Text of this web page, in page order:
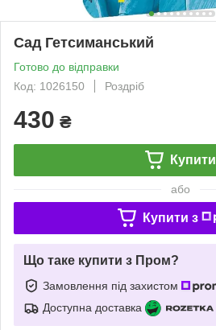
Сад Гетсиманський
Готово до відправки
Код: 1026150
Роздріб
430 ₴
Купити
або
Купити з
Що таке купити з Пром?
Замовлення під захистом
Доступна доставка